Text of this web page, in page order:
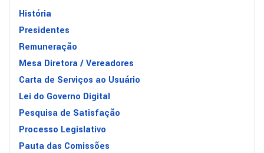
História
Presidentes
Remuneração
Mesa Diretora / Vereadores
Carta de Serviços ao Usuário
Lei do Governo Digital
Pesquisa de Satisfação
Processo Legislativo
Pauta das Comissões